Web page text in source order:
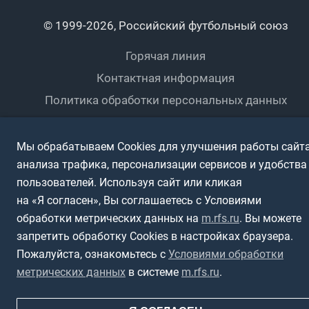
Пляжный
Футбольное двоеборье
Интерактивный
Любители
Спортшколы
Дети
Ветераны
Спортсмены с ОВЗ
© 1999-2026, Российский футбольный союз
Горячая линия
Контактная информация
Политика обработки персональных данных
Использование информации
Полная версия сайта
Мы обрабатываем Cookies для улучшения работы
анализа трафика, персонализации сервисов и удобства
пользователей. Используя сайт или кликая
на «Я согласен», Вы соглашаетесь с Условиями
обработки метрических данных на m.rfs.ru. Вы можете
запретить обработку Cookies в настройках браузера.
Пожалуйста, ознакомьтесь с Условиями обработки
метрических данных в системе m.rfs.ru.